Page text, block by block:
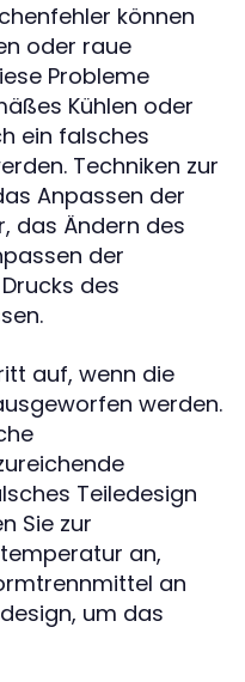
können
oder raue
Probleme
Kühlen oder
ein falsches
Techniken zur
Anpassen der
das Ändern des
der
des
auf, wenn die
werden.
Teiledesign
Sie zur
an,
an
um das